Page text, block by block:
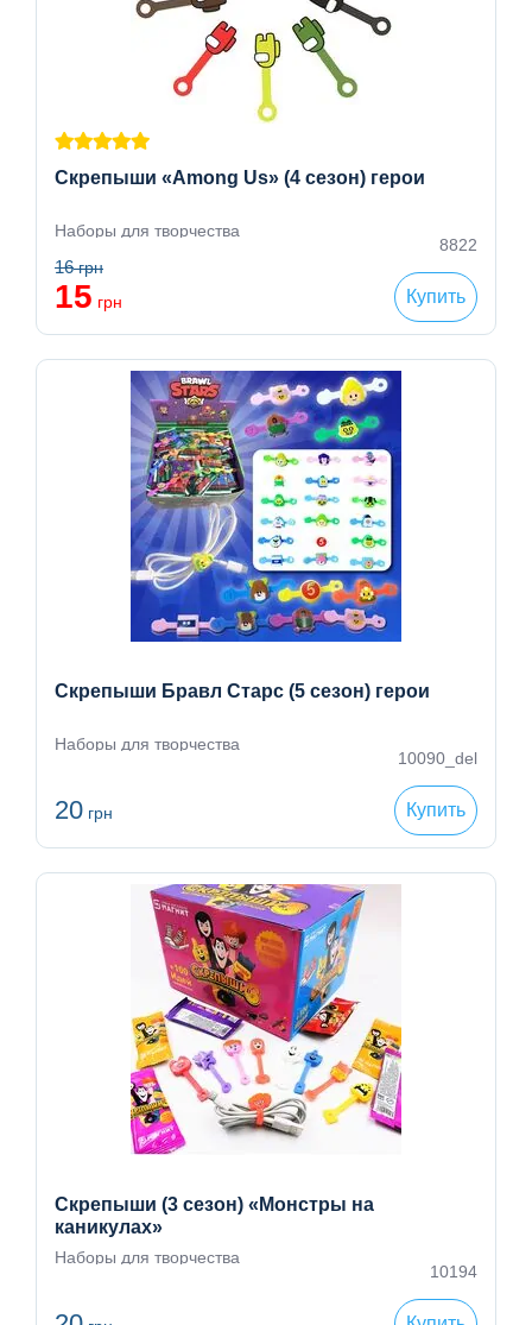
Скрепыши «Among Us» (4 сезон) герои
Наборы для творчества
8822
16грн
15 грн Купить
Скрепыши Бравл Старс (5 сезон) герои
Наборы для творчества
10090_del
20 грн Купить
Скрепыши (3 сезон) «Монстры на
каникулах»
Наборы для творчества
10194